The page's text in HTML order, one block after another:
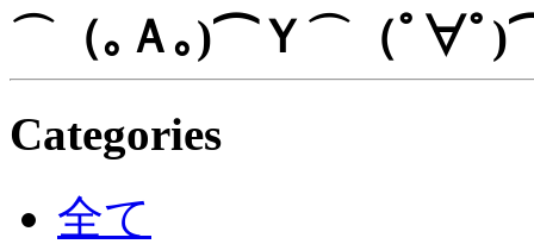
⌒（｡Ａ｡)⌒Ｙ⌒（ﾟ∀ﾟ
Categories
全て